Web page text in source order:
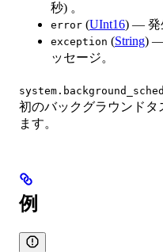
秒) 。
error (UInt16) — 発
exception (String) —
ッセージ。
初のバックグラウンド
ます。
例